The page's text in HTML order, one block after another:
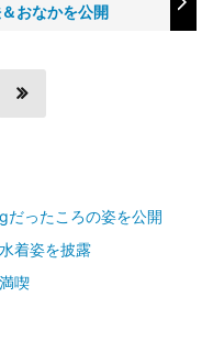
おなかを公開
だったころの姿を公開
着姿を披露
喫